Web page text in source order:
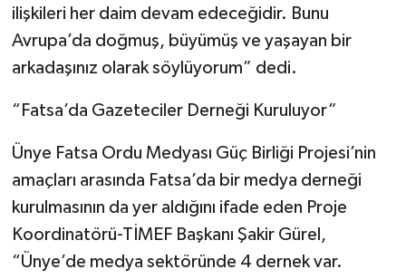
ilişkileri her daim devam edeceğidir. Bunu
Avrupa’da doğmuş, büyümüş ve yaşayan bir
arkadaşınız olarak söylüyorum” dedi.
“Fatsa’da Gazeteciler Derneği Kuruluyor”
Ünye Fatsa Ordu Medyası Güç Birliği Projesi’nin
amaçları arasında Fatsa’da bir medya derneği
kurulmasının da yer aldığını ifade eden Proje
Koordinatörü-TİMEF Başkanı Şakir Gürel,
“Ünye’de medya sektöründe 4 dernek var.